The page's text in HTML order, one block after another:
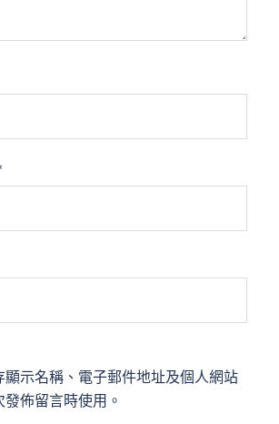
顯示名稱、電子郵件地址及個人網站
佈留言時使用。